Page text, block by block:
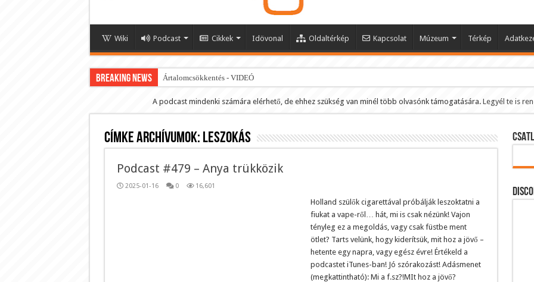
Wiki Podcast Cikkek Idövonal Oldaltérkép Kapcsolat Múzeum Térkép
BREAKING NEWS Ártalomcsökkentés - VIDEÓ
E-cigi használati szokások 2.0
Android Podcast alkalmazás letöltése
Párásító podcast lejátszási lista
A podcast mindenki számára elérhető, de ehhez szükség van minél több olvasónk támogatására. Legyél te is
Címke archívumok: leszokás
Podcast #479 – Anya trükközik
2025-01-16 0 16,601
Holland szülők cigarettával próbálják leszoktatni a
fiukat a vape-ről… hát, mi is csak nézünk! Vajon
tényleg ez a megoldás, vagy csak füstbe ment
ötlet? Tarts velünk, hogy kiderítsük, mit hoz a jövő –
hetente egy napra, vagy egész évre! Értékeld a
podcastet iTunes-ban! Jó szórakozást! Adásmenet
(megkattintható): Mi a f.sz?!MIt hoz a jövő?